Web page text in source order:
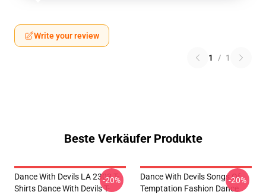
Write your review
1 / 1
Beste Verkäufer Produkte
Dance With Devils LA 2303 T-
Shirts Dance With Devils T-
-20%
Dance With Devils Songs Of
Temptation Fashion Dance
-20%